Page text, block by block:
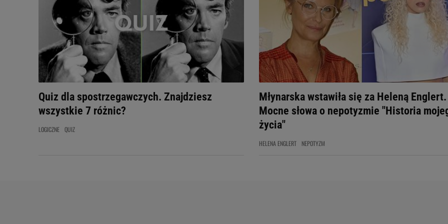
Quiz dla spostrzegawczych. Znajdziesz
wszystkie 7 różnic?
LOGICZNE QUIZ
Młynarska wstawiła się za Heleną Englert.
Mocne słowa o nepotyzmie "Historia
życia"
HELENA ENGLERT NEPOTYZM